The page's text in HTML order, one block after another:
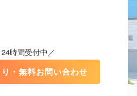
24時間受付中／
・無料お問い合わせ